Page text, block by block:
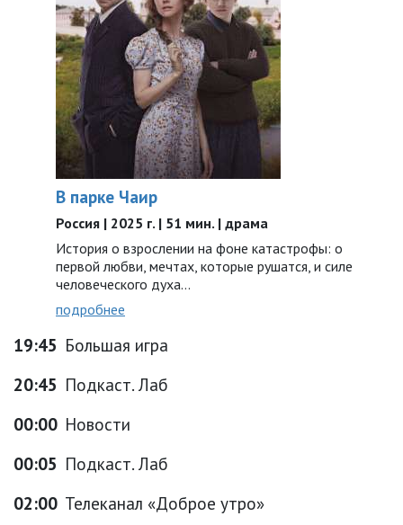
В парке Чаир
Россия | 2025 г. | 51 мин. | драма
История о взрослении на фоне катастрофы: о
первой любви, мечтах, которые рушатся, и силе
человеческого духа…
подробнее
19:45 Большая игра
20:45 Подкаст. Лаб
00:00 Новости
00:05 Подкаст. Лаб
02:00 Телеканал «Доброе утро»